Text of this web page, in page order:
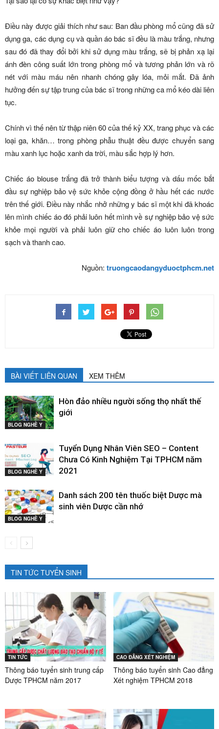
Điều này được giải thích như sau: Ban đầu phòng mổ cũng đã sử
dụng ga, các dụng cụ và quần áo bác sĩ đều là màu trắng, nhưng
sau đó đã thay đổi bởi khi sử dụng màu trắng, sẽ bị phản xạ lại
ánh đèn công suất lớn trong phòng mổ và tương phản lớn và rõ
nét với màu máu nên nhanh chóng gây lóa, mỏi mắt. Đã ảnh
hưởng đến sự tập trung của bác sĩ trong những ca mổ kéo dài liên
tục.
Chính vì thế nên từ thập niên 60 của thế kỷ XX, trang phục và các
loại ga, khăn… trong phòng phẫu thuật đều được chuyển sang
màu xanh lục hoặc xanh da trời, màu sắc hợp lý hơn.
Chiếc áo blouse trắng đã trở thành biểu tượng và dấu mốc bắt
đầu sự nghiệp bảo vệ sức khỏe cộng đồng ở hầu hết các nước
trên thế giới. Điều này nhắc nhở những y bác sĩ một khi đã khoác
lên mình chiếc áo đó phải luôn hết mình về sự nghiệp bảo vệ sức
khỏe mọi người và phải luôn giữ cho chiếc áo luôn luôn trong
sạch và thanh cao.
Nguồn: truongcaodangyduoctphcm.net
BÀI VIẾT LIÊN QUAN XEM THÊM
BLOG NGHỀ Y
Hòn đảo nhiều người sống thọ nhất thế
giới
BLOG NGHỀ Y
Tuyển Dụng Nhân Viên SEO – Content
Chưa Có Kinh Nghiệm Tại TPHCM năm
2021
BLOG NGHỀ Y
Danh sách 200 tên thuốc biệt Dược mà
sinh viên Dược cần nhớ
TIN TỨC TUYỂN SINH
TIN TỨC
Thông báo tuyển sinh trung cấp
Dược TPHCM năm 2017
CAO ĐẲNG XÉT NGHIỆM
Thông báo tuyển sinh Cao đẳng
Xét nghiệm TPHCM 2018